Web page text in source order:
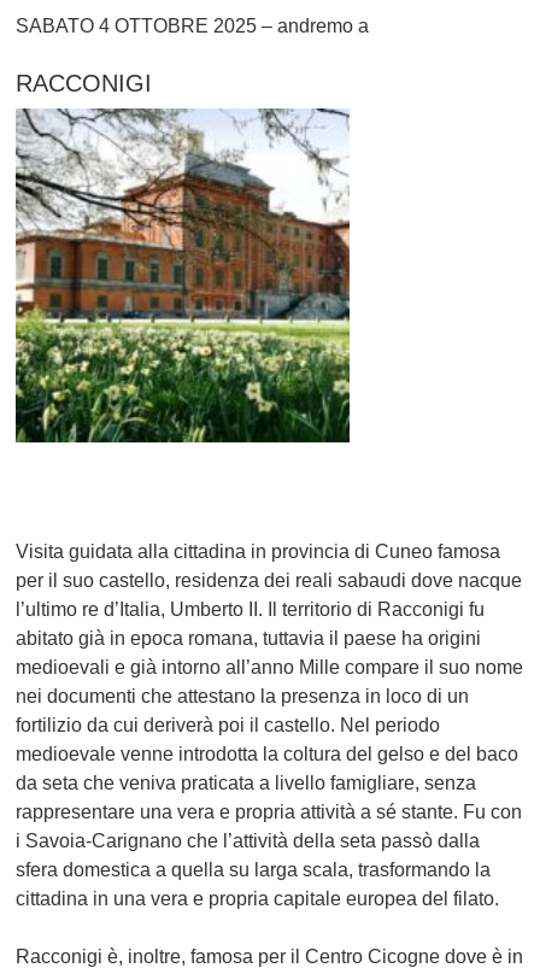
SABATO 4 OTTOBRE 2025 – andremo a
RACCONIGI
Visita guidata alla cittadina in provincia di Cuneo famosa
per il suo castello, residenza dei reali sabaudi dove nacque
l’ultimo re d’Italia, Umberto II. Il territorio di Racconigi fu
abitato già in epoca romana, tuttavia il paese ha origini
medioevali e già intorno all’anno Mille compare il suo nome
nei documenti che attestano la presenza in loco di un
fortilizio da cui deriverà poi il castello. Nel periodo
medioevale venne introdotta la coltura del gelso e del baco
da seta che veniva praticata a livello famigliare, senza
rappresentare una vera e propria attività a sé stante. Fu con
i Savoia-Carignano che l’attività della seta passò dalla
sfera domestica a quella su larga scala, trasformando la
cittadina in una vera e propria capitale europea del filato.
Racconigi è, inoltre, famosa per il Centro Cicogne dove è in